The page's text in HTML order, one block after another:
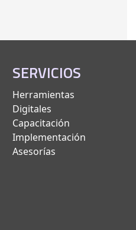
SERVICIOS
Herramientas
Digitales
Capacitación
Implementación
Asesorías